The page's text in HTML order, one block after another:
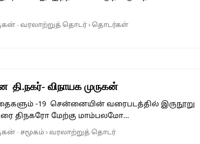
·வரலாற்றுத் தொடர்›தொடர்கள்
விநாயக முருகன்
-19 சென்னையின் வரைபடத்தில் இருநூறு
திநகரோ மேற்கு மாம்பலமோ…
·சமூகம்›வரலாற்றுத் தொடர்